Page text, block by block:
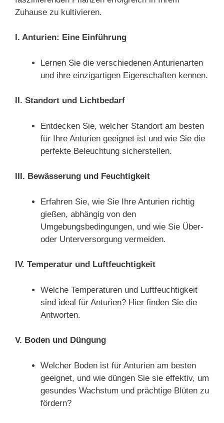
Zuhause zu kultivieren.
I. Anturien: Eine Einführung
Lernen Sie die verschiedenen Anturienarten
und ihre einzigartigen Eigenschaften kennen.
II. Standort und Lichtbedarf
Entdecken Sie, welcher Standort am besten
für Ihre Anturien geeignet ist und wie Sie die
perfekte Beleuchtung sicherstellen.
III. Bewässerung und Feuchtigkeit
Erfahren Sie, wie Sie Ihre Anturien richtig
gießen, abhängig von den
Umgebungsbedingungen, und wie Sie Über-
oder Unterversorgung vermeiden.
IV. Temperatur und Luftfeuchtigkeit
Welche Temperaturen und Luftfeuchtigkeit
sind ideal für Anturien? Hier finden Sie die
Antworten.
V. Boden und Düngung
Welcher Boden ist für Anturien am besten
geeignet, und wie düngen Sie sie effektiv, um
gesundes Wachstum und prächtige Blüten zu
fördern?